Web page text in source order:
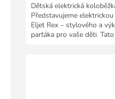
Dětská elektrická
Představujeme
Eljet Rex – stylového a
parťáka pro vaše děti.